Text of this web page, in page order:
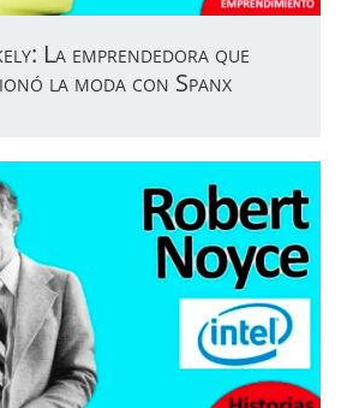
La emprendedora que
la moda con Spanx